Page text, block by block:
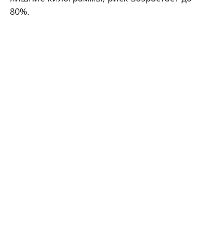
80%.